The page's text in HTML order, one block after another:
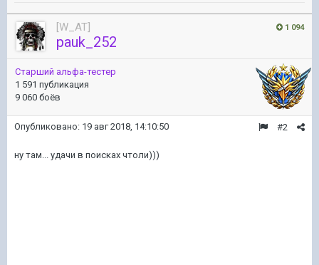
1 094
[W_AT]
pauk_252
Старший альфа-тестер
1 591 публикация
9 060 боёв
#2
Опубликовано: 19 авг 2018, 14:10:50
ну там... удачи в поисках чтоли)))